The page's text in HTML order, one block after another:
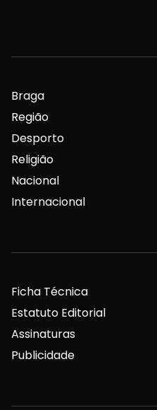
Braga
Região
Desporto
Religião
Nacional
Internacional
Ficha Técnica
Estatuto Editorial
Assinaturas
Publicidade